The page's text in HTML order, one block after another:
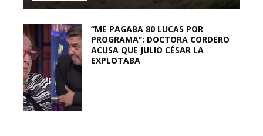
“ME PAGABA 80 LUCAS POR
PROGRAMA”: DOCTORA CORDERO
ACUSA QUE JULIO CÉSAR LA
EXPLOTABA